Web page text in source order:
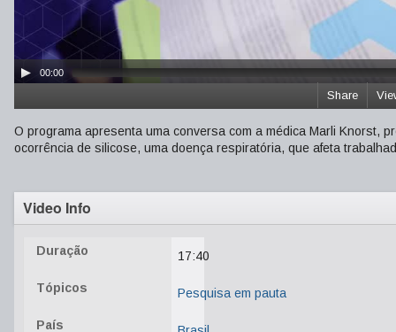
00:00
Share
O programa apresenta uma conversa com a médica Marli Knorst,
ocorrência de silicose, uma doença respiratória, que afeta
Video Info
Duração 17:40
Tópicos Pesquisa em pauta
País